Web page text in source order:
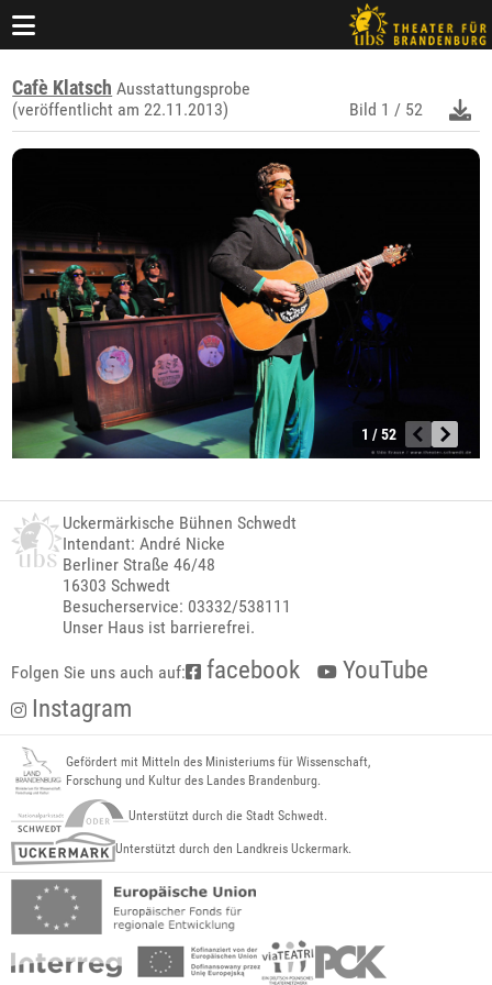
Cafè Klatsch Ausstattungsprobe
(veröffentlicht am 22.11.2013)
Bild 1 / 52
1 / 52
Uckermärkische Bühnen Schwedt
Intendant: André Nicke
Berliner Straße 46/48
16303 Schwedt
Besucherservice: 03332/538111
Unser Haus ist barrierefrei.
Folgen Sie uns auch auf: facebook
YouTube
Instagram
Gefördert mit Mitteln des Ministeriums für Wissenschaft,
Forschung und Kultur des Landes Brandenburg.
Unterstützt durch die Stadt Schwedt.
Unterstützt durch den Landkreis Uckermark.